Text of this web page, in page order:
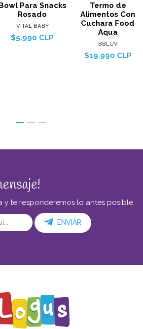
Para Snacks
Rosado
VITAL BABY
$5.990 CLP
Termo de
Alimentos Con
Cuchara Food
Aqua
BBLÜV
$19.990 CLP
y te responderemos lo antes posible.
ENVIAR